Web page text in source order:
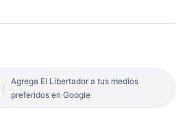
Agrega El Libertador a tus medios
preferidos en Google